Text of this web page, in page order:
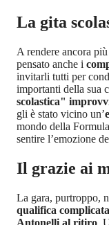
La gita
A rendere ancora
pensato anche i
invitarli tutti per
importanti della sua
scolastica"
gli è stato vicino un’
mondo della
sentire l’emozione
Il grazie ai
La gara, purtroppo,
qualifica complicata